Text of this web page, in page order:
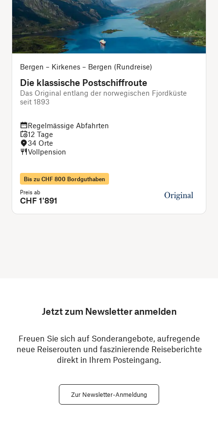
Bergen – Kirkenes – Bergen (Rundreise)
Die klassische Postschiffroute
Das Original entlang der norwegischen Fjordküste
seit 1893
Regelmässige Abfahrten
12 Tage
34 Orte
Vollpension
Bis zu CHF 800 Bordguthaben
Preis ab
CHF 1'891
Jetzt zum Newsletter anmelden
Freuen Sie sich auf Sonderangebote, aufregende
neue Reiserouten und faszinierende Reiseberichte
direkt in Ihrem Posteingang.
Zur Newsletter-Anmeldung